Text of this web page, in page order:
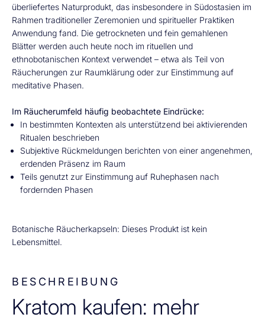
überliefertes Naturprodukt, das insbesondere in Südostasien im
Rahmen traditioneller Zeremonien und spiritueller Praktiken
Anwendung fand. Die getrockneten und fein gemahlenen
Blätter werden auch heute noch im rituellen und
ethnobotanischen Kontext verwendet – etwa als Teil von
Räucherungen zur Raumklärung oder zur Einstimmung auf
meditative Phasen.
Im Räucherumfeld häufig beobachtete Eindrücke:
In bestimmten Kontexten als unterstützend bei aktivierenden
Ritualen beschrieben
Subjektive Rückmeldungen berichten von einer angenehmen,
erdenden Präsenz im Raum
Teils genutzt zur Einstimmung auf Ruhephasen nach
fordernden Phasen
Botanische Räucherkapseln: Dieses Produkt ist kein
Lebensmittel.
BESCHREIBUNG
Kratom kaufen: mehr